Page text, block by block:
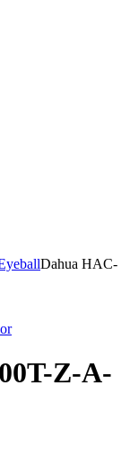
Dahua HAC-
Z-A-